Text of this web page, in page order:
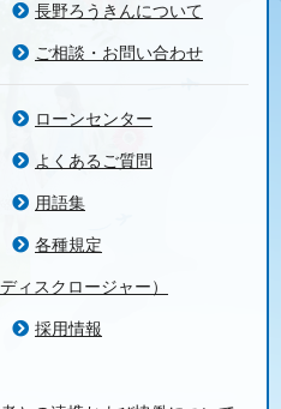
長野ろうきんについて
ご相談・お問い合わせ
ローンセンター
よくあるご質問
用語集
各種規定
ィスクロージャー）
採用情報